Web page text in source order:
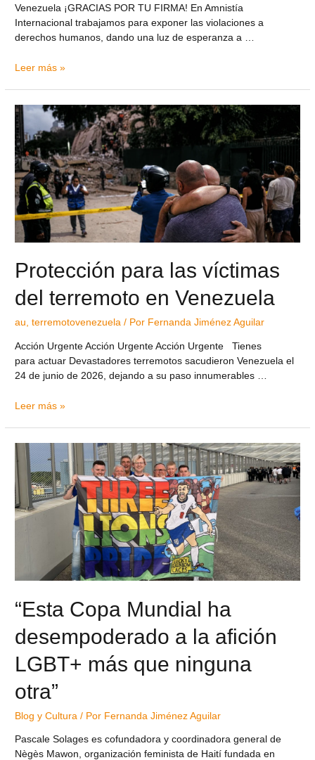
Venezuela ¡GRACIAS POR TU FIRMA! En Amnistía
Internacional trabajamos para exponer las violaciones a
derechos humanos, dando una luz de esperanza a …
Leer más »
Protección para las víctimas
del terremoto en Venezuela
au,terremotovenezuela / Por Fernanda Jiménez Aguilar
Acción Urgente Acción Urgente Acción Urgente Tienes
para actuar Devastadores terremotos sacudieron Venezuela el
24 de junio de 2026, dejando a su paso innumerables …
Leer más »
“Esta Copa Mundial ha
desempoderado a la afición
LGBT+ más que ninguna
otra”
Blog y Cultura / Por Fernanda Jiménez Aguilar
Pascale Solages es cofundadora y coordinadora general de
Nègès Mawon, organización feminista de Haití fundada en